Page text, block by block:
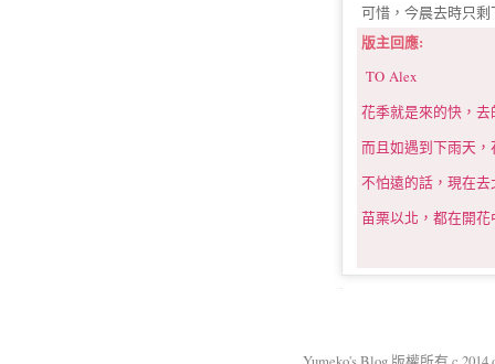
可惜，今晨去時只
版主回應:
TO Alex
花季就是來的快，去
而且如遇到下雨天
不怕遠的話，現在
苗栗以北，都在開